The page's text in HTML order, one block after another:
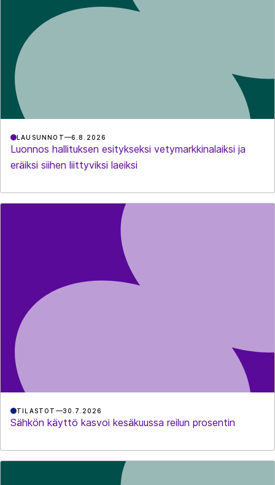
LAUSUNNOT 6.8.2026
Luonnos hallituksen esitykseksi vetymarkkinalaiksi ja
eräiksi siihen liittyviksi laeiksi
TILASTOT 30.7.2026
Sähkön käyttö kasvoi kesäkuussa reilun prosentin